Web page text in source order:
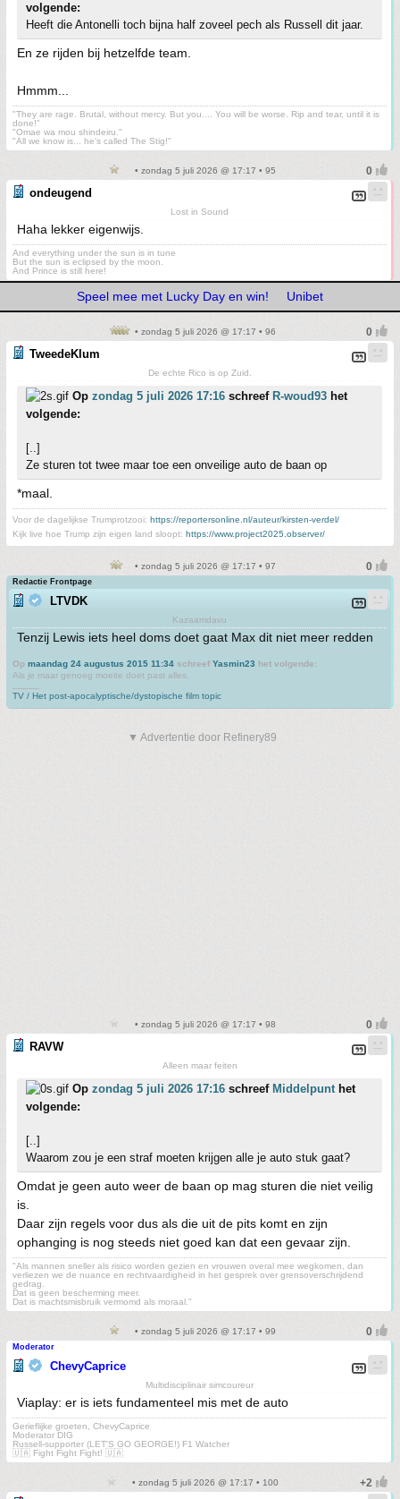
volgende:
Heeft die Antonelli toch bijna half zoveel pech als Russell dit jaar.
En ze rijden bij hetzelfde team.
Hmmm...
"They are rage. Brutal, without mercy. But you.... You will be worse. Rip and tear, until it is
done!"
"Omae wa mou shindeiru."
"All we know is... he's called The Stig!"
• zondag 5 juli 2026 @ 17:17 • 95
ondeugend
Lost in Sound
Haha lekker eigenwijs.
And everything under the sun is in tune
But the sun is eclipsed by the moon.
And Prince is still here!
Speel mee met Lucky Day en win! Unibet
• zondag 5 juli 2026 @ 17:17 • 96
TweedeKlum
De echte Rico is op Zuid.
Op zondag 5 juli 2026 17:16 schreef R-woud93 het
volgende:
[..]
Ze sturen tot twee maar toe een onveilige auto de baan op
*maal.
Voor de dagelijkse Trumprotzooi: https://reportersonline.nl/auteur/kirsten-verdel/
Kijk live hoe Trump zijn eigen land sloopt: https://www.project2025.observer/
• zondag 5 juli 2026 @ 17:17 • 97
Redactie Frontpage
LTVDK
Kazaamdavu
Tenzij Lewis iets heel doms doet gaat Max dit niet meer redden
Op maandag 24 augustus 2015 11:34 schreef Yasmin23 het volgende:
Als je maar genoeg moeite doet past alles.
TV / Het post-apocalyptische/dystopische film topic
▼ Advertentie door Refinery89
• zondag 5 juli 2026 @ 17:17 • 98
RAVW
Alleen maar feiten
Op zondag 5 juli 2026 17:16 schreef Middelpunthet
volgende:
[..]
Waarom zou je een straf moeten krijgen alle je auto stuk gaat?
Omdat je geen auto weer de baan op mag sturen die niet veilig
is.
Daar zijn regels voor dus als die uit de pits komt en zijn
ophanging is nog steeds niet goed kan dat een gevaar zijn.
"Als mannen sneller als risico worden gezien en vrouwen overal mee wegkomen, dan
verliezen we de nuance en rechtvaardigheid in het gesprek over grensoverschrijdend
gedrag.
Dat is geen bescherming meer.
Dat is machtsmisbruik vermomd als moraal."
• zondag 5 juli 2026 @ 17:17 • 99
Moderator
ChevyCaprice
Multidisciplinair simcoureur
Viaplay: er is iets fundamenteel mis met de auto
Gerieflijke groeten, ChevyCaprice
Moderator DIG
Russell-supporter (LET'S GO GEORGE!) F1 Watcher
🇺🇦 Fight Fight Fight! 🇺🇦
• zondag 5 juli 2026 @ 17:17 • 100